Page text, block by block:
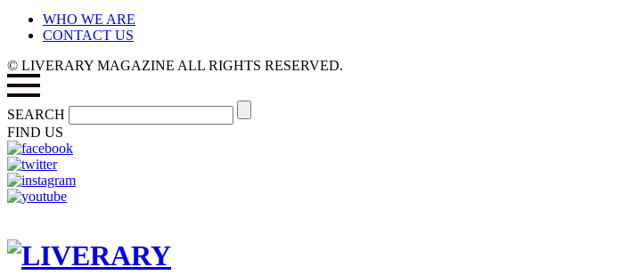
WHO WE ARE
CONTACT US
© LIVERARY MAGAZINE ALL RIGHTS RESERVED.
SEARCH
FIND US